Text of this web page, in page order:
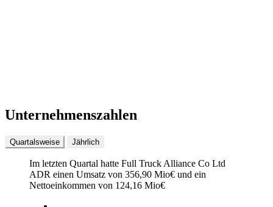
Unternehmenszahlen
Quartalsweise Jährlich
Im letzten Quartal hatte Full Truck Alliance Co Ltd
ADR einen Umsatz von 356,90 Mio€ und ein
Nettoeinkommen von 124,16 Mio€